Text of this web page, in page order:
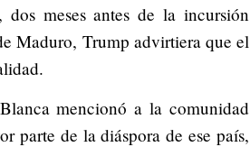
meses antes de la incursión
Maduro, Trump advirtiera que el
mencionó a la comunidad
parte de la diáspora de ese país,